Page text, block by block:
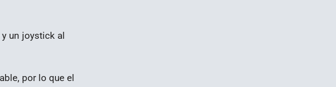
un joystick al
por lo que el